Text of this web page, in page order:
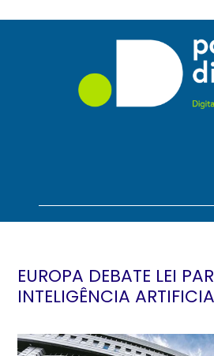
EUROPA DEBATE LEI
INTELIGÊNCIA